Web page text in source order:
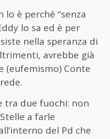
lo è perché “senza
lo sa ed è per
nella speranza di
avrebbe già
(eufemismo) Conte
tra due fuochi: non
a farle
del Pd che